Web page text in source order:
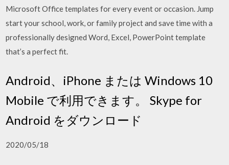
Microsoft Office templates for every event or occasion. Jump
start your school, work, or family project and save time with a
professionally designed Word, Excel, PowerPoint template
that’s a perfect fit.
Android、iPhone または Windows 10
Mobile で利用できます。 Skype for
Android をダウンロード
2020/05/18